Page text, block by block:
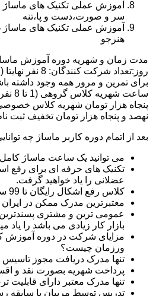
آموزش عملی تکنیک های ماساژ
سر و صورت،دست و پا،تنه
آموزش عملی تکنیک های ماساژ
هنرجو
روز:تعداد شرکت
نهصد و پنجاه هزار تومان تخفیف ثبت نام آنلاین :500
بعد از اتمام دوره کاربر ماساژ چه
می توانید یک ساعت ماساژ کامل
تکنیک های حرفه ای برای رفع
عضلانی را یاد خواهید گرفت.
کلاس رفع اشکال رایگان تا 99 سال خواهید داشت.
معتبرترین مدرک ممکن در ایران
عمومی ترین و مشتری
بازار کار زیادی می باشد را یاد
مزایای شرکت در دوره آموزش
ورزمان چیست؟
تنها مدرک دریافت مجوز تاسیس
پرداخت شهریه بصورت نقد و
تنها مدرک معتبر دارای
تدریس توسط مربیان با سابقه